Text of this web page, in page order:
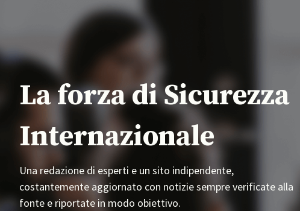
La forza di Sicurezza
Internazionale
Una redazione di esperti e un sito indipendente,
costantemente aggiornato con notizie sempre verificate alla
fonte e riportate in modo obiettivo.